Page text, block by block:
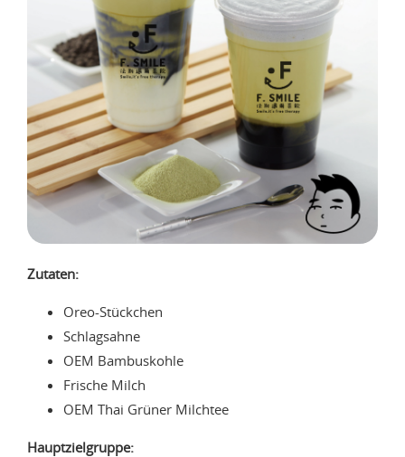
Zutaten:
Oreo-Stückchen
Schlagsahne
OEM Bambuskohle
Frische Milch
OEM Thai Grüner Milchtee
Hauptzielgruppe: